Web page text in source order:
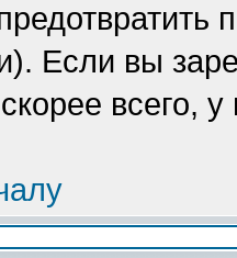
Если вы
всего,